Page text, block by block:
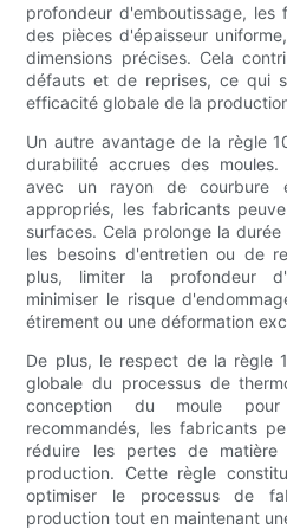
profondeur d'emboutissage,
des pièces d'épaisseur
dimensions précises. Cela
défauts et de reprises, ce qui
efficacité globale de la
Un autre avantage de la règle
durabilité accrues des
avec un rayon de courbure
appropriés, les fabricants
surfaces. Cela prolonge la
les besoins d'entretien ou de
plus, limiter la profondeur
minimiser le risque
étirement ou une déformation
De plus, le respect de la règle
globale du processus de
conception du moule
recommandés, les fabricants
réduire les pertes de
production. Cette règle
optimiser le processus de
production tout en maintenant